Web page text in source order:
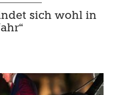
sich wohl in